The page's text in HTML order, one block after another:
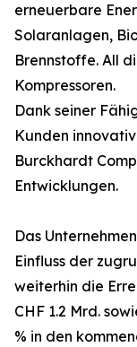
erneuerbare
Solaranlagen,
Brennstoffe. All
Kompressoren.
Dank seiner
Kunden
Burckhardt
Entwicklungen.
Das
Einfluss der
weiterhin die
CHF 1.2 Mrd.
% in den